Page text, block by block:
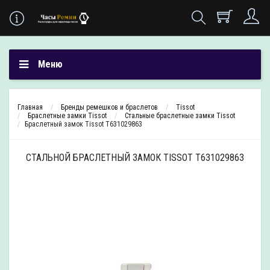
Меню
Главная Бренды ремешков и браслетов
Tissot
Браслетные замки Tissot
Стальные браслетные замки Tissot
Браслетный замок Tissot T631029863
СТАЛЬНОЙ БРАСЛЕТНЫЙ ЗАМОК TISSOT T631029863